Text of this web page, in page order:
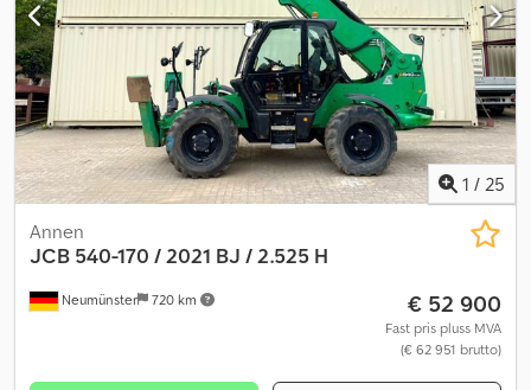
1 / 25
Neumünster 720 km
Annen
JCB 540-170 / 2021 BJ / 2.525 H
€ 52 900
Fast pris pluss MVA
(€ 62 951 brutto)